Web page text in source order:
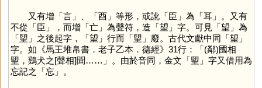
又有增「言」、「酉」等形，或訛「臣 」為「耳」。又有
不從「臣 」，而增「亡」為聲符，造「望 」字。可見「望 」為
「朢 」之後起字，「望 」行而「朢 」廢。古代文獻中同「望 」
字。如《馬王堆帛書．老子乙本．德經》31行：「(鄰)國相
朢，鷄犬之[聲相]聞……」。由於音同，金文「朢 」字又借用為
忘記之「忘」。